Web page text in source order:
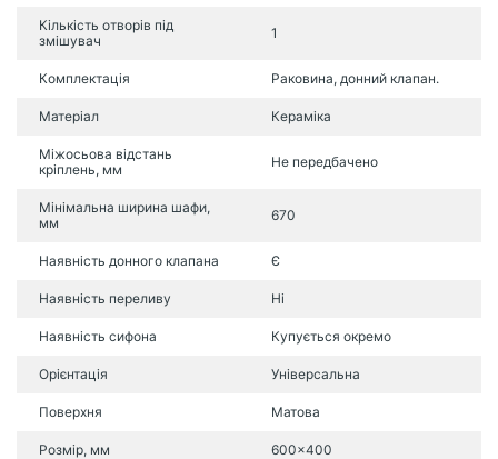
Кількість отворів під
змішувач
1
Комплектація Раковина, донний клапан.
Матеріал Кераміка
Міжосьова відстань
кріплень, мм
Не передбачено
Мінімальна ширина шафи,
мм
670
Наявність донного клапана Є
Наявність переливу Ні
Наявність сифона Купується окремо
Орієнтація Універсальна
Поверхня Матова
Розмір, мм 600×400